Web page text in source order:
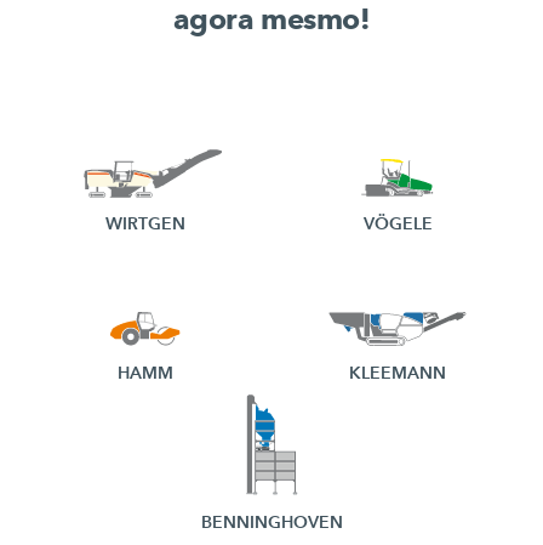
agora mesmo!
WIRTGEN VÖGELE
HAMM KLEEMANN
BENNINGHOVEN